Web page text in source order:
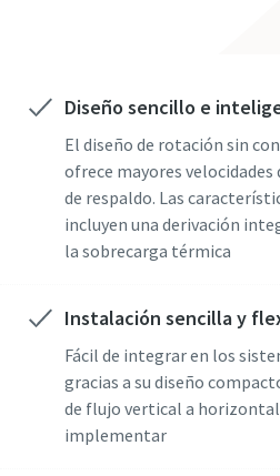
Diseño sencillo e
El diseño de rotación sin
ofrece mayores
de respaldo. Las
incluyen una derivación
la sobrecarga térmica
Instalación sencilla y
Fácil de integrar en los
gracias a su diseño
de flujo vertical a
implementar
Calle
Ciudad
Solicitud
¿Tiene alguna
Calle
Ciudad
Solicitud
¿Tiene alguna
Calle
Ciudad
Solicitud
¿Tiene alguna
Calle
Ciudad
Solicitud
¿Tiene alguna